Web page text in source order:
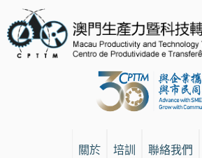
關於 培訓 聯絡我們